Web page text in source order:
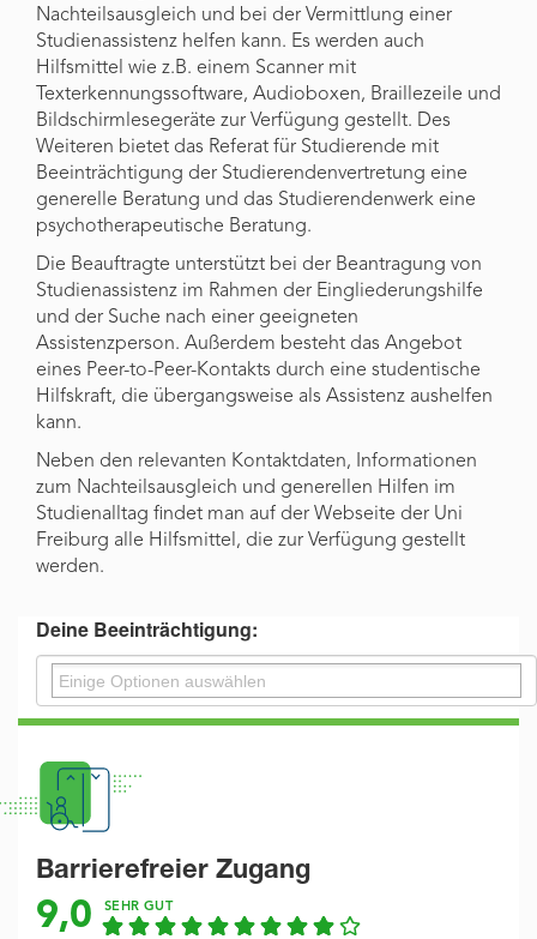
Nachteilsausgleich und bei der Vermittlung einer
Studienassistenz helfen kann. Es werden auch
Hilfsmittel wie z.B. einem Scanner mit
Texterkennungssoftware, Audioboxen, Braillezeile und
Bildschirmlesegeräte zur Verfügung gestellt. Des
Weiteren bietet das Referat für Studierende mit
Beeinträchtigung der Studierendenvertretung eine
generelle Beratung und das Studierendenwerk eine
psychotherapeutische Beratung.
Die Beauftragte unterstützt bei der Beantragung von
Studienassistenz im Rahmen der Eingliederungshilfe
und der Suche nach einer geeigneten
Assistenzperson. Außerdem besteht das Angebot
eines Peer-to-Peer-Kontakts durch eine studentische
Hilfskraft, die übergangsweise als Assistenz aushelfen
kann.
Neben den relevanten Kontaktdaten, Informationen
zum Nachteilsausgleich und generellen Hilfen im
Studienalltag findet man auf der Webseite der Uni
Freiburg alle Hilfsmittel, die zur Verfügung gestellt
werden.
Deine Beeinträchtigung:
Barrierefreier Zugang
9,0 SEHR GUT